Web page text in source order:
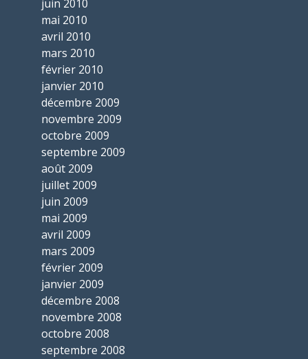
juin 2010
mai 2010
avril 2010
mars 2010
février 2010
janvier 2010
décembre 2009
novembre 2009
octobre 2009
septembre 2009
août 2009
juillet 2009
juin 2009
mai 2009
avril 2009
mars 2009
février 2009
janvier 2009
décembre 2008
novembre 2008
octobre 2008
septembre 2008